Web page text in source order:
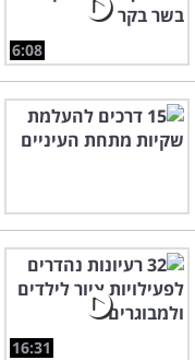
6:08
16:31